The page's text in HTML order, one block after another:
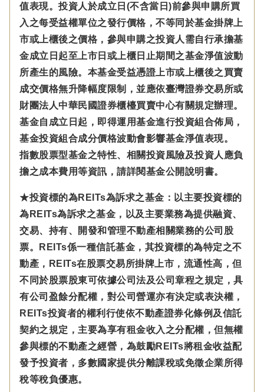
值表現。投資人於成立日(不含當日)前參與申購所買
入之每受益權單位之發行價格，不等同於基金掛牌上
市或上櫃後之價格，參與申購之投資人需自行承擔基
金成立日起至上市日或上櫃日止期間之基金淨值波動
所產生的風險。本基金受益憑證上市或上櫃後之買賣
成交價格無升降幅度限制，並應依臺灣證券交易所或
財團法人中華民國證券櫃檯買賣中心有關規定辦理。
基金自成立日起，即得運用基金進行投資組合佈局，
基金投資組合成分價格波動會影響基金淨值表現。
指數股票型基金之特性、相關投資風險及投資人應負
擔之成本費用等資訊，請詳閱基金公開說明書。
★投資標的為REITs為訴求之基金：以主要投資標的
為REITs為訴求之基金，以及主要業務為提供融資、
交易、持有、開發和管理不動產相關業務的公司股
票。REITs係一種信託基金，其投資標的為特定之不
動產，REITs在股票交易所掛牌上市，流通性高，但
不同於股票股東可依據公司法及公司章程之規定，具
有公司盈餘分配權，對公司營運亦有決定或表決權，
REITs投資者的權利行使依不動產證券化條例及信託
契約之規定，主要為享有租金收入之分配權，但無權
參與標的不動產之經營，為鼓勵REITs將租金收益配
發予投資者，多數國家提供分離課稅或免徵企業所得
稅等稅負優惠。